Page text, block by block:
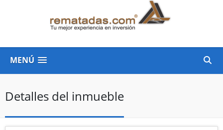
MENÚ
Detalles del inmueble